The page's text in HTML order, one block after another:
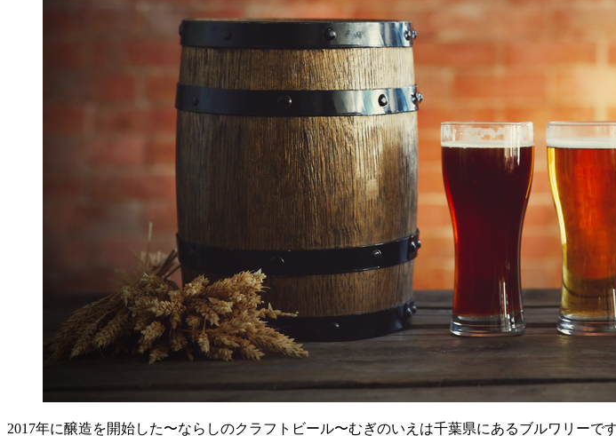
2017年に醸造を開始した〜ならしのクラフトビール〜むぎのいえは千葉県にあるブルワリー